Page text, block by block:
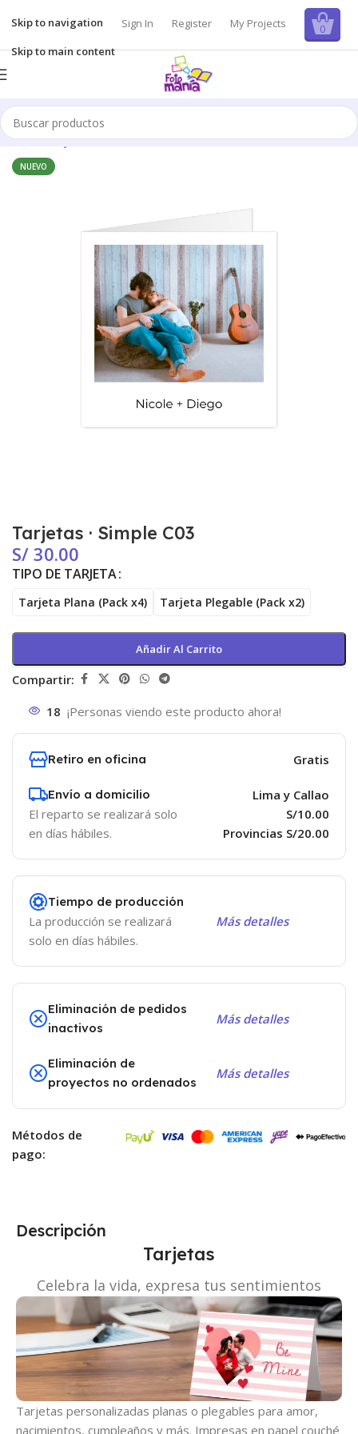
Sign In Register My Projects 0
Skip to navigation
Skip to main content
Inicio/Tarjetas
NUEVO
Tarjetas · Simple C03
S/ 30.00
TIPO DE TARJETA
Tarjeta Plana (Pack x4) Tarjeta Plegable (Pack x2)
Añadir Al Carrito
Compartir:
18 ¡Personas viendo este producto ahora!
Retiro en oficina Gratis
Envío a domicilio
El reparto se realizará solo
en días hábiles.
Lima y Callao
S/10.00
Provincias S/20.00
Tiempo de producción
La producción se realizará
solo en días hábiles.
Más detalles
Eliminación de pedidos
inactivos
Más detalles
Eliminación de
proyectos no ordenados
Más detalles
Métodos de
pago:
Descripción
Tarjetas
Celebra la vida, expresa tus sentimientos
Tarjetas personalizadas planas o plegables para amor,
nacimientos, cumpleaños y más. Impresas en papel couché